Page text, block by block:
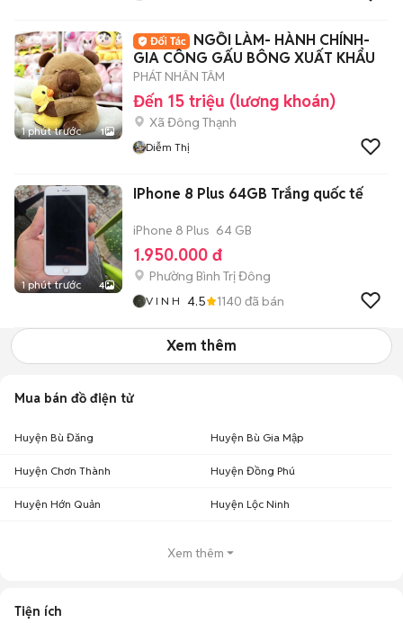
1 phút trước 1
NGỒI LÀM- HÀNH CHÍNH-
GIA CÔNG GẤU BÔNG XUẤT KHẨU
PHÁT NHÂN TÂM
Đến 15 triệu (lương khoán)
Xã Đông Thạnh
Diễm Thị
1 phút trước 4
IPhone 8 Plus 64GB Trắng quốc tế
iPhone 8 Plus 64 GB
1.950.000 đ
Phường Bình Trị Đông
V I N H 4.5 1140 đã bán
Xem thêm
Mua bán đồ điện tử
Huyện Bù Đăng Huyện Bù Gia Mập
Huyện Chơn Thành Huyện Đồng Phú
Huyện Hớn Quản Huyện Lộc Ninh
Xem thêm
Tiện ích